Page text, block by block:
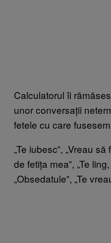
Calculatorul îi
unor conversații
fetele cu care
„Te iubesc‟, „Vreau
de fetița mea‟, „Te
„Obsedatule‟, „Te